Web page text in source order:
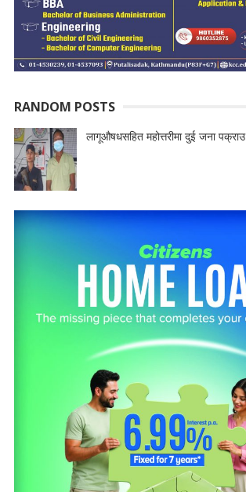
RANDOM POSTS
लागूऔषधसहित महोत्तरीमा दुई जना पक्राउ